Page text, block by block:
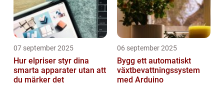
07 september 2025
Hur elpriser styr dina
smarta apparater utan att
du märker det
06 september 2025
Bygg ett automatiskt
växtbevattningssystem
med Arduino